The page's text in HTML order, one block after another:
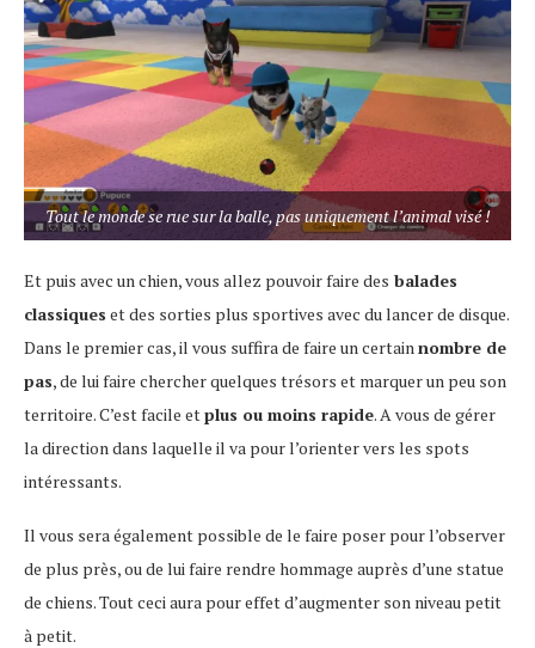
Tout le monde se rue sur la balle, pas uniquement l’animal visé !
Et puis avec un chien, vous allez pouvoir faire des balades
classiques et des sorties plus sportives avec du lancer de disque.
Dans le premier cas, il vous suffira de faire un certain nombre de
pas, de lui faire chercher quelques trésors et marquer un peu son
territoire. C’est facile etplus ou moins rapide. A vous de gérer
la direction dans laquelle il va pour l’orienter vers les spots
intéressants.
Il vous sera également possible de le faire poser pour l’observer
de plus près, ou de lui faire rendre hommage auprès d’une statue
de chiens. Tout ceci aura pour effet d’augmenter son niveau petit
à petit.